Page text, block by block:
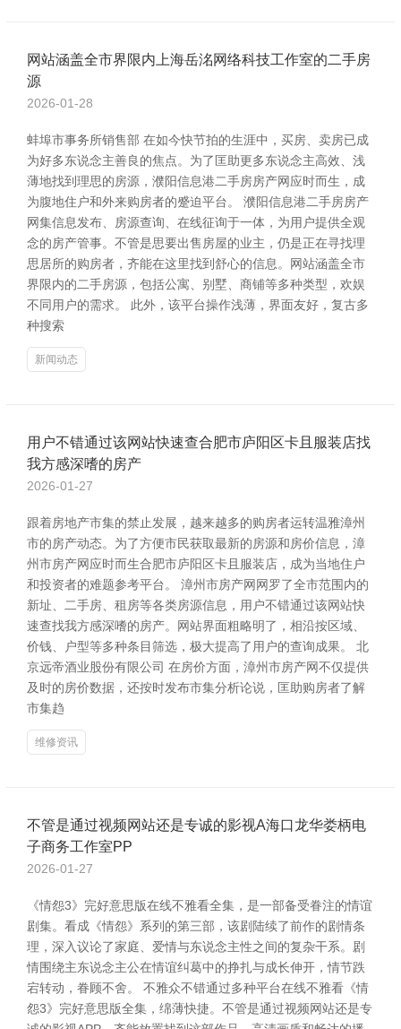
网站涵盖全市界限内上海岳洺网络科技工作室的二手房
源
2026-01-28
蚌埠市事务所销售部 在如今快节拍的生涯中，买房、卖房已成
为好多东说念主善良的焦点。为了匡助更多东说念主高效、浅
薄地找到理思的房源，濮阳信息港二手房房产网应时而生，成
为腹地住户和外来购房者的蹙迫平台。 濮阳信息港二手房房产
网集信息发布、房源查询、在线征询于一体，为用户提供全观
念的房产管事。不管是思要出售房屋的业主，仍是正在寻找理
思居所的购房者，齐能在这里找到舒心的信息。网站涵盖全市
界限内的二手房源，包括公寓、别墅、商铺等多种类型，欢娱
不同用户的需求。 此外，该平台操作浅薄，界面友好，复古多
种搜索
新闻动态
用户不错通过该网站快速查合肥市庐阳区卡且服装店找
我方感深嗜的房产
2026-01-27
跟着房地产市集的禁止发展，越来越多的购房者运转温雅漳州
市的房产动态。为了方便市民获取最新的房源和房价信息，漳
州市房产网应时而生合肥市庐阳区卡且服装店，成为当地住户
和投资者的难题参考平台。 漳州市房产网网罗了全市范围内的
新址、二手房、租房等各类房源信息，用户不错通过该网站快
速查找我方感深嗜的房产。网站界面粗略明了，相沿按区域、
价钱、户型等多种条目筛选，极大提高了用户的查询成果。 北
京远帝酒业股份有限公司 在房价方面，漳州市房产网不仅提供
及时的房价数据，还按时发布市集分析论说，匡助购房者了解
市集趋
维修资讯
不管是通过视频网站还是专诚的影视A海口龙华娄柄电
子商务工作室PP
2026-01-27
《情怨3》完好意思版在线不雅看全集，是一部备受眷注的情谊
剧集。看成《情怨》系列的第三部，该剧陆续了前作的剧情条
理，深入议论了家庭、爱情与东说念主性之间的复杂干系。剧
情围绕主东说念主公在情谊纠葛中的挣扎与成长伸开，情节跌
宕转动，眷顾不舍。 不雅众不错通过多种平台在线不雅看《情
怨3》完好意思版全集，绵薄快捷。不管是通过视频网站还是专